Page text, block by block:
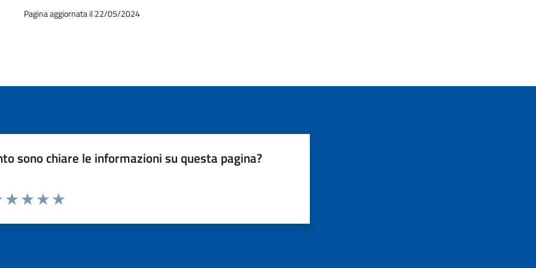
Pagina aggiornata il 22/05/2024
sono chiare le informazioni su questa pagina?